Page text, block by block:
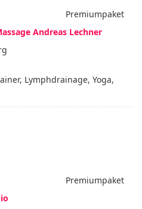
Premiumpaket
Andreas Lechner
Lymphdrainage, Yoga,
Premiumpaket